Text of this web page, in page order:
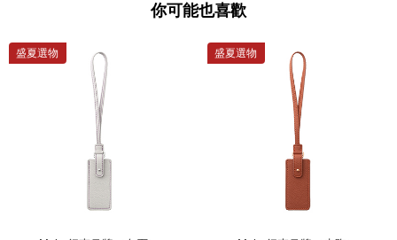
你可能也喜歡
盛夏選物 盛夏選物